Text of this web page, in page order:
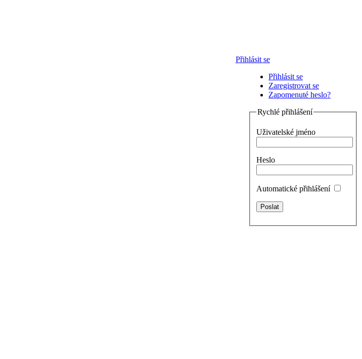
Přihlásit se
Přihlásit se
Zaregistrovat se
Zapomenuté heslo?
Rychlé přihlášení
Uživatelské jméno
Heslo
Automatické přihlášení